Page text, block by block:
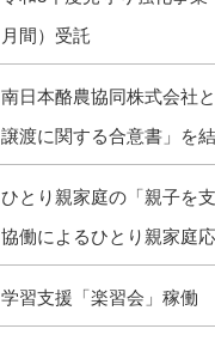
月間）受託
南日本酪農協同株式会社
譲渡に関する合意書」を
ひとり親家庭の「親子を
協働によるひとり親家庭
学習支援「楽習会」稼働